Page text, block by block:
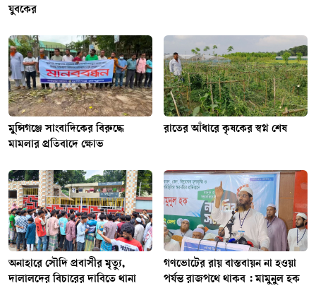
যুবকের
মুন্সিগঞ্জে সাংবাদিকের বিরুদ্ধে
মামলার প্রতিবাদে ক্ষোভ
রাতের আঁধারে কৃষকের স্বপ্ন শেষ
অনাহারে সৌদি প্রবাসীর মৃত্যু,
দালালদের বিচারের দাবিতে থানা
গণভোটের রায় বাস্তবায়ন না হওয়া
পর্যন্ত রাজপথে থাকব : মামুনুল হক